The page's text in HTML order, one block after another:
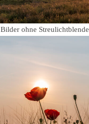
Bilder ohne Streulichtblende